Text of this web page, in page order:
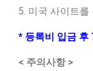
5. 미국 사이트
* 등록비 입금 후
< 주의사항 >